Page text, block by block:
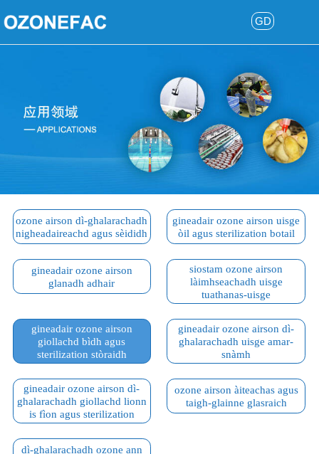
GD
ozone airson dì-ghalarachadh
nigheadaireachd agus sèididh
gineadair ozone airson uisge
òil agus sterilization botail
gineadair ozone airson
glanadh adhair
siostam ozone airson
làimhseachadh uisge
tuathanas-uisge
gineadair ozone airson
giollachd bìdh agus
sterilization stòraidh
gineadair ozone airson dì-
ghalarachadh uisge amar-
snàmh
gineadair ozone airson dì-
ghalarachadh giollachd lionn
is fìon agus sterilization
ozone airson àiteachas agus
taigh-glainne glasraich
dì-ghalarachadh ozone ann